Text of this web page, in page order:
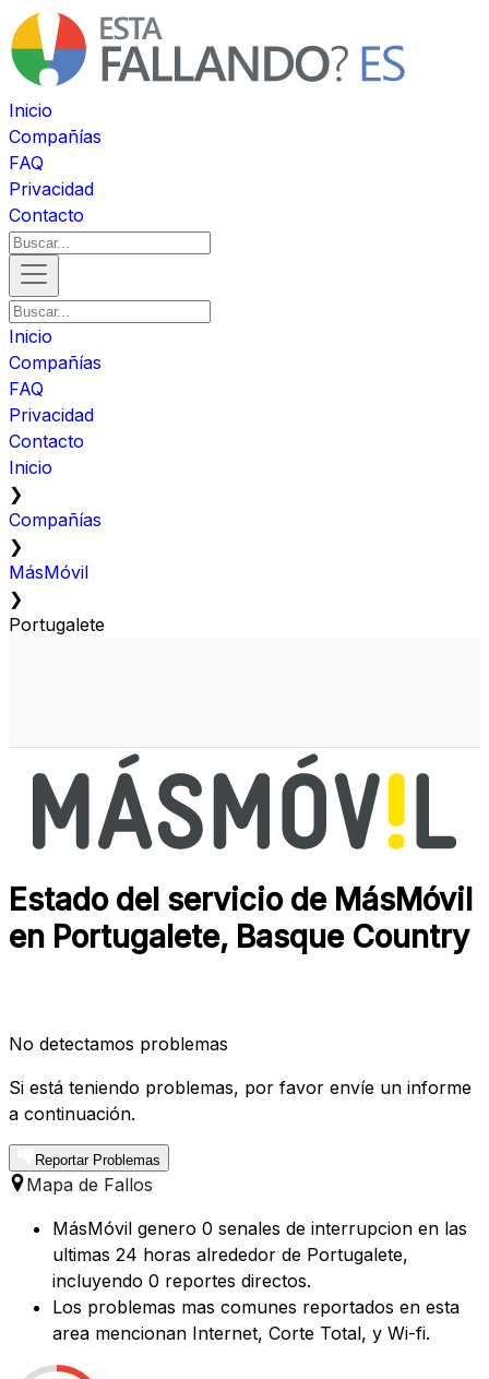
Inicio
Compañías
FAQ
Privacidad
Contacto
Inicio
Compañías
FAQ
Privacidad
Contacto
Inicio
❯
Compañías
❯
MásMóvil
❯
Portugalete
Estado del servicio de MásMóvil
en Portugalete, Basque Country
No detectamos problemas
Si está teniendo problemas, por favor envíe un informe
a continuación.
Reportar Problemas
Mapa de Fallos
MásMóvil genero 0 senales de interrupcion en las
ultimas 24 horas alrededor de Portugalete,
incluyendo 0 reportes directos.
Los problemas mas comunes reportados en esta
area mencionan Internet, Corte Total, y Wi-fi.